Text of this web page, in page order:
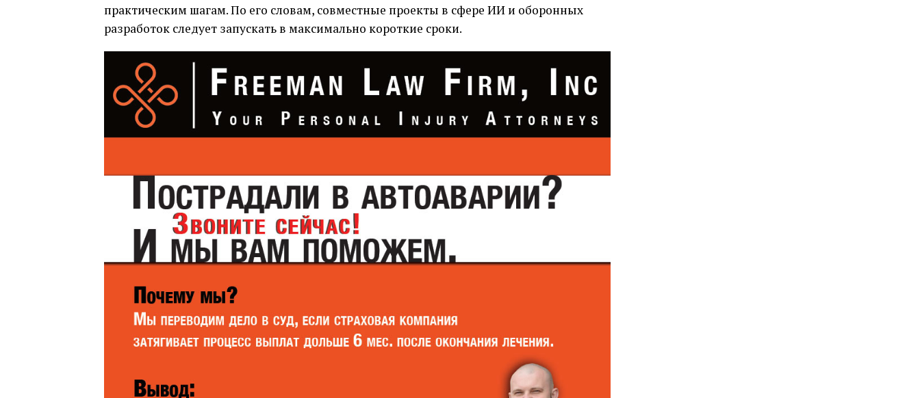
практическим шагам. По его словам, совместные проекты в сфере ИИ и оборонных
разработок следует запускать в максимально короткие сроки.